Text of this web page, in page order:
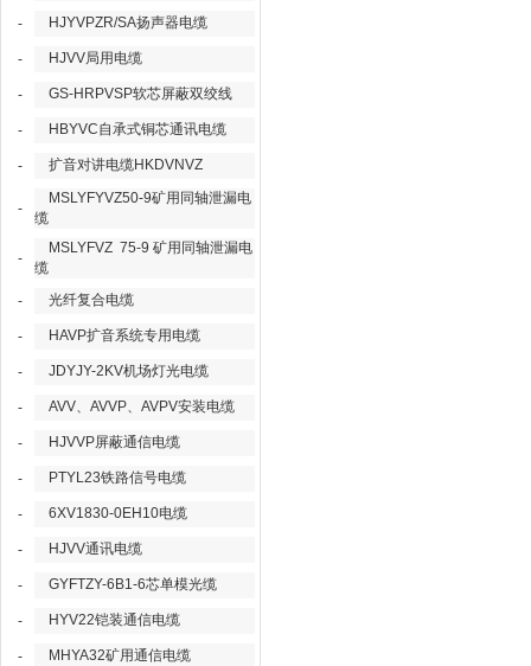
-
HJYVPZR/SA扬声器电缆
- HJVV局用电缆
- GS-HRPVSP软芯屏蔽双绞线
- HBYVC自承式铜芯通讯电缆
- 扩音对讲电缆HKDVNVZ
-
MSLYFYVZ50-9矿用同轴泄漏电
缆
-
MSLYFVZ 75-9 矿用同轴泄漏电
缆
-
光纤复合电缆
- HAVP扩音系统专用电缆
- JDYJY-2KV机场灯光电缆
- AVV、AVVP、AVPV安装电缆
- HJVVP屏蔽通信电缆
- PTYL23铁路信号电缆
- 6XV1830-0EH10电缆
- HJVV通讯电缆
- GYFTZY-6B1-6芯单模光缆
- HYV22铠装通信电缆
- MHYA32矿用通信电缆